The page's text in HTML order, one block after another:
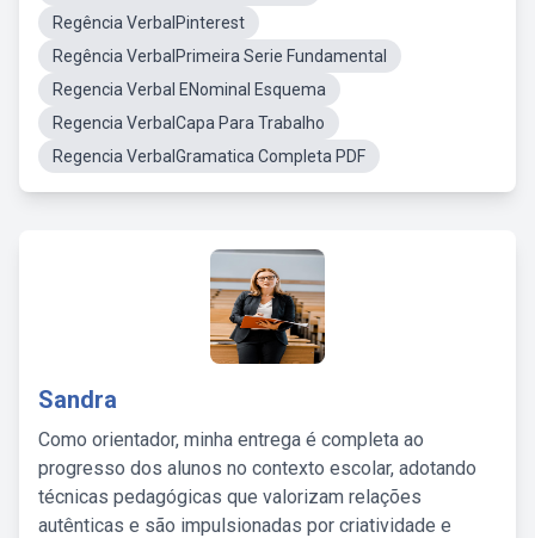
Regência VerbalPinterest
Regência VerbalPrimeira Serie Fundamental
Regencia Verbal ENominal Esquema
Regencia VerbalCapa Para Trabalho
Regencia VerbalGramatica Completa PDF
Sandra
Como orientador, minha entrega é completa ao
progresso dos alunos no contexto escolar, adotando
técnicas pedagógicas que valorizam relações
autênticas e são impulsionadas por criatividade e